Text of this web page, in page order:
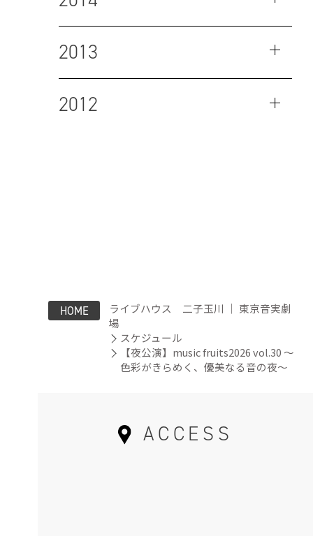
2013
2012
HOME
ライブハウス 二子玉川 ｜ 東京音実劇
場
スケジュール
【夜公演】music fruits2026 vol.30 ～
色彩がきらめく、優美なる音の夜～
ACCESS